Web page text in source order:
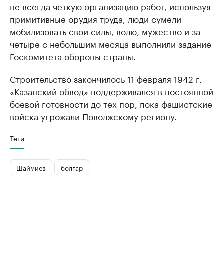
не всегда четкую организацию работ, используя
примитивные орудия труда, люди сумели
мобилизовать свои силы, волю, мужество и за
четыре с небольшим месяца выполнили задание
Госкомитета обороны страны.
Строительство закончилось 11 февраля 1942 г.
«Казанский обвод» поддерживался в постоянной
боевой готовности до тех пор, пока фашистские
войска угрожали Поволжскому региону.
Теги
Шаймиев болгар